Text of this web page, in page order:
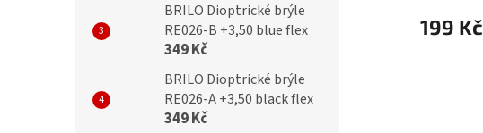
BRILO Dioptrické brýle
RE026-B +3,50 blue flex
349 Kč
BRILO Dioptrické brýle
RE026-A +3,50 black flex
349 Kč
199 Kč 199 Kč